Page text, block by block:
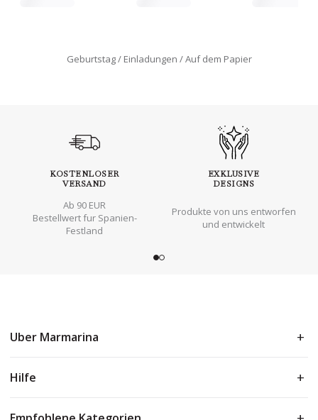
Geburtstag Einladungen Auf dem Papier
KOSTENLOSER
VERSAND
Ab 90 EUR
Bestellwert fur Spanien-
Festland
EXKLUSIVE
DESIGNS
Produkte von uns entworfen
und entwickelt
Uber Marmarina
Hilfe